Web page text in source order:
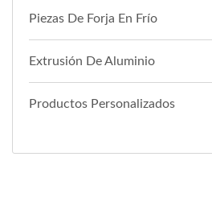
Piezas De Forja En Frío
Extrusión De Aluminio
Productos Personalizados